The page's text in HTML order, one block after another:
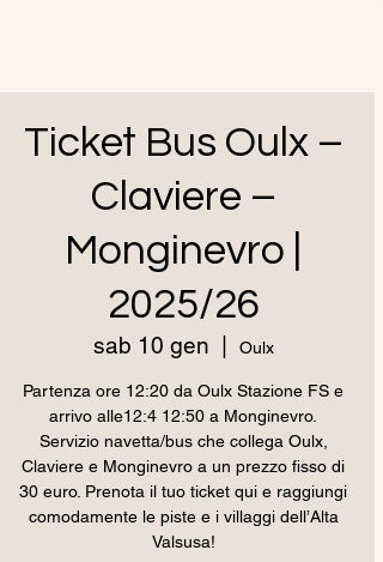
Ticket Bus Oulx –
Claviere –
Monginevro |
2025/26
sab 10 gen Oulx
Partenza ore 12:20 da Oulx Stazione FS e
arrivo alle12:4 12:50 a Monginevro.
Servizio navetta/bus che collega Oulx,
Claviere e Monginevro a un prezzo fisso di
30 euro. Prenota il tuo ticket qui e raggiungi
comodamente le piste e i villaggi dell’Alta
Valsusa!